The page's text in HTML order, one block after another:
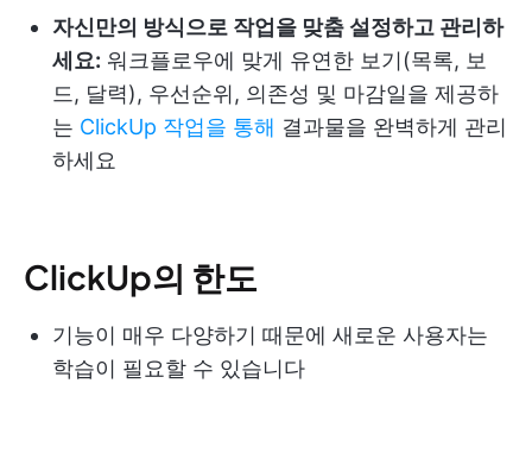
자신만의 방식으로 작업을 맞춤 설정하고 관리하
세요: 워크플로우에 맞게 유연한 보기(목록, 보
드, 달력), 우선순위, 의존성 및 마감일을 제공하
는 ClickUp 작업을 통해 결과물을 완벽하게 관리
하세요
ClickUp의 한도
기능이 매우 다양하기 때문에 새로운 사용자는
학습이 필요할 수 있습니다